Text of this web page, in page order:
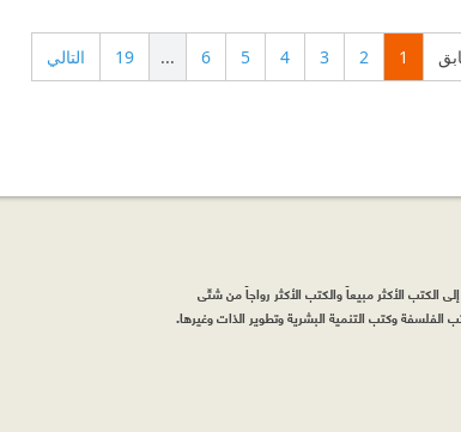
1
2
3
4
5
6
...
19 التالي
الكتب الأكثر مبيعاً والكتب الأكثر رواجاً من شتّى
الفلسفة وكتب التنمية البشرية وتطوير الذات وغيرها.